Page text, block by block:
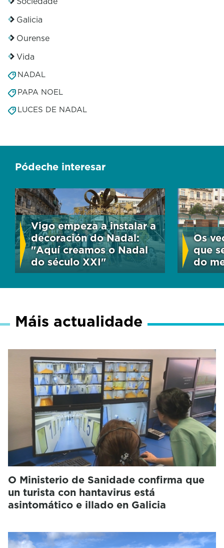
5
6
s
e
c
o
d
s
Galicia
Ourense
Vida
NADAL
PAPA NOEL
LUCES DE NADAL
Pódeche interesar
Vigo empeza a instalar a
decoración do Nadal:
"Aquí creamos o Nadal
do século XXI"
Os
que
do
Máis actualidade
O Ministerio de Sanidade confirma que
un turista con hantavirus está
asintomático e illado en Galicia